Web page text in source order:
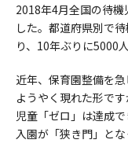
2018年4月全国の待
した。都道府県別で
り、10年ぶりに5000
近年、保育園整備を
ようやく現れた形で
児童「ゼロ」は達成
入園が「狭き門」とな